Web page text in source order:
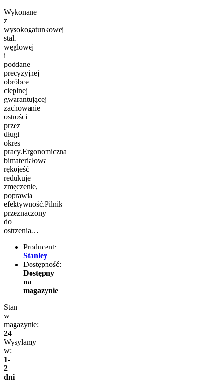
Wykonane
z
wysokogatunkowej
stali
węglowej
i
poddane
precyzyjnej
obróbce
cieplnej
gwarantującej
zachowanie
ostrości
przez
długi
okres
pracy.Ergonomiczna
bimateriałowa
rękojeść
redukuje
zmęczenie,
poprawia
efektywność.Pilnik
przeznaczony
do
ostrzenia…
Producent:
Stanley
Dostępność:
Dostępny
na
magazynie
Stan
w
magazynie:
24
Wysyłamy
w:
1-
2
dni